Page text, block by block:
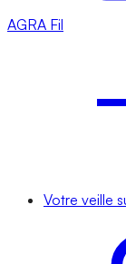
AGRA Fil
Votre veille